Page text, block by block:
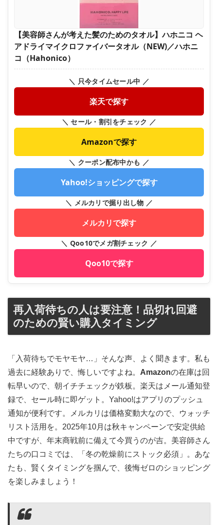
【美容師さんが考えた髪のためのタオル】ハホニコ ヘ
アドライマイクロファイバータオル（NEW)／ハホニ
コ（Hahonico）
＼ 只今タイムセール中 ／
楽天で探す
＼ セール・割引をチェック ／
Amazonで探す
＼ クーポン配布中かも ／
Yahoo!ショッピングで探す
＼ メルカリで掘り出し物 ／
メルカリで探す
＼ Qoo10でメガ割チェック ／
Qoo10で探す
再入荷待ちの人は要注意！品切れ回避
のための賢い購入タイミング
「入荷待ちでモヤモヤ…」そんな声、よく聞きます。私も
過去に経験ありで、悔しいですよね。 Amazonの在庫は回
転早いので、朝イチチェックが鉄板。楽天はメール通知登
録で、セール時に即ゲット。Yahoo!はアプリのプッシュ
通知が便利です。メルカリは価格変動大なので、ウォッチ
リスト活用を。2025年10月は秋キャンペーンで安定供給
中ですが、年末商戦前に備えて今買うのが吉。美容師さん
たちの口コミでは、「冬の乾燥前にストック必須」。あな
たも、賢くタイミングを掴んで、後悔ゼロのショッピング
を楽しみましょう！